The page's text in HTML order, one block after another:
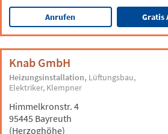
Anrufen Gratis
Knab GmbH
Heizungsinstallation Lüftungsbau
Elektriker Klempner
Himmelkronstr. 4
95445 Bayreuth
(Herzoghöhe)